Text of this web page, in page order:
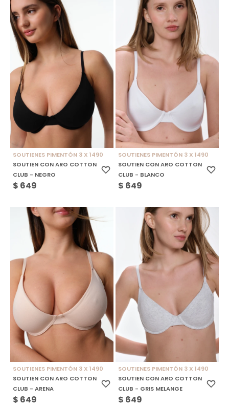
SOUTIENES PIMENTÓN 3 X 1490
SOUTIEN CON ARO COTTON
CLUB - NEGRO
$ 649
SOUTIENES PIMENTÓN 3 X 1490
SOUTIEN CON ARO COTTON
CLUB - BLANCO
$ 649
SOUTIENES PIMENTÓN 3 X 1490
SOUTIEN CON ARO COTTON
CLUB - ARENA
$ 649
SOUTIENES PIMENTÓN 3 X 1490
SOUTIEN CON ARO COTTON
CLUB - GRIS MELANGE
$ 649